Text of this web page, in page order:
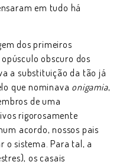
em tudo há
dos primeiros
obscuro dos
a substituição da tão já
que nominava onigamia,
de uma
rigorosamente
acordo, nossos pais
o sistema. Para tal, a
os casais